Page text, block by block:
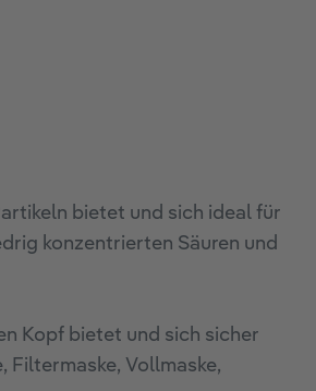
bietet und sich ideal für
konzentrierten Säuren und
Kopf bietet und sich sicher
Filtermaske, Vollmaske,